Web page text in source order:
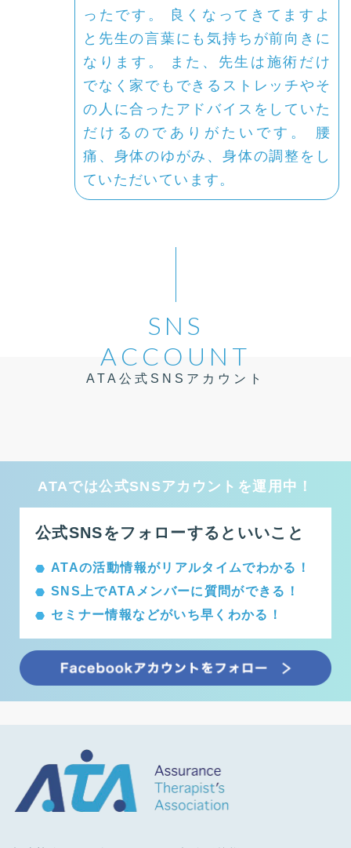
ったです。 良くなってきてますよ
と先生の言葉にも気持ちが前向きに
なります。 また、先生は施術だけ
でなく家でもできるストレッチやそ
の人に合ったアドバイスをしていた
だけるのでありがたいです。 腰
痛、身体のゆがみ、身体の調整をし
ていただいています。
SNS
ACCOUNT
ATA公式SNSアカウント
ATAでは公式SNSアカウントを運用中！
公式SNSをフォローするといいこと
ATAの活動情報がリアルタイムでわかる！
SNS上でATAメンバーに質問ができる！
セミナー情報などがいち早くわかる！